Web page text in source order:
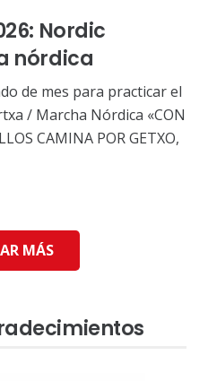
Nordic
nórdica
de mes para practicar el
/ Marcha Nórdica «CON
CAMINA POR GETXO,
MÁS